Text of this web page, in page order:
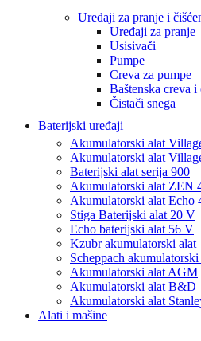
Uređaji za pranje i
Uređaji za pranje
Usisivači
Pumpe
Creva za pumpe
Baštenska creva i
Čistači snega
Baterijski uređaji
Akumulatorski alat
Akumulatorski alat
Baterijski alat serija 900
Akumulatorski alat ZEN
Akumulatorski alat Echo
Stiga Baterijski alat 20 V
Echo baterijski alat 56 V
Kzubr akumulatorski alat
Scheppach akumulatorski
Akumulatorski alat AGM
Akumulatorski alat B&D
Akumulatorski alat
Alati i mašine